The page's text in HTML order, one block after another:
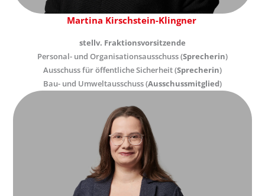
Martina Kirschstein-Klingner
stellv. Fraktionsvorsitzende
Personal- und Organisationsausschuss (Sprecherin)
Ausschuss für öffentliche Sicherheit (Sprecherin)
Bau- und Umweltausschuss (Ausschussmitglied)